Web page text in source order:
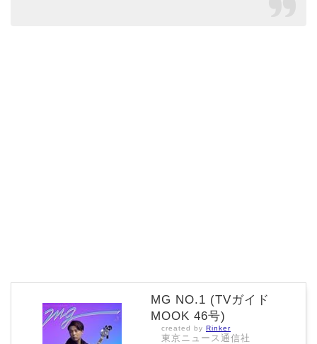
MG NO.1 (TVガイド
MOOK 46号)
created by Rinker
東京ニュース通信社